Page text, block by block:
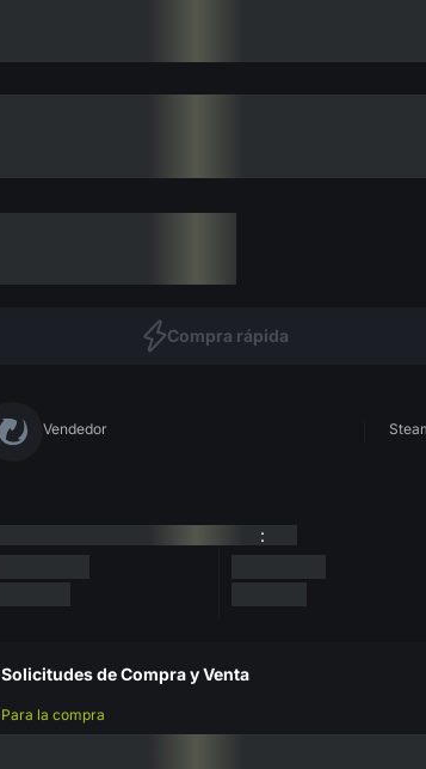
Compra rápida
Vendedor
:
Solicitudes de Compra y Venta
Para la compra